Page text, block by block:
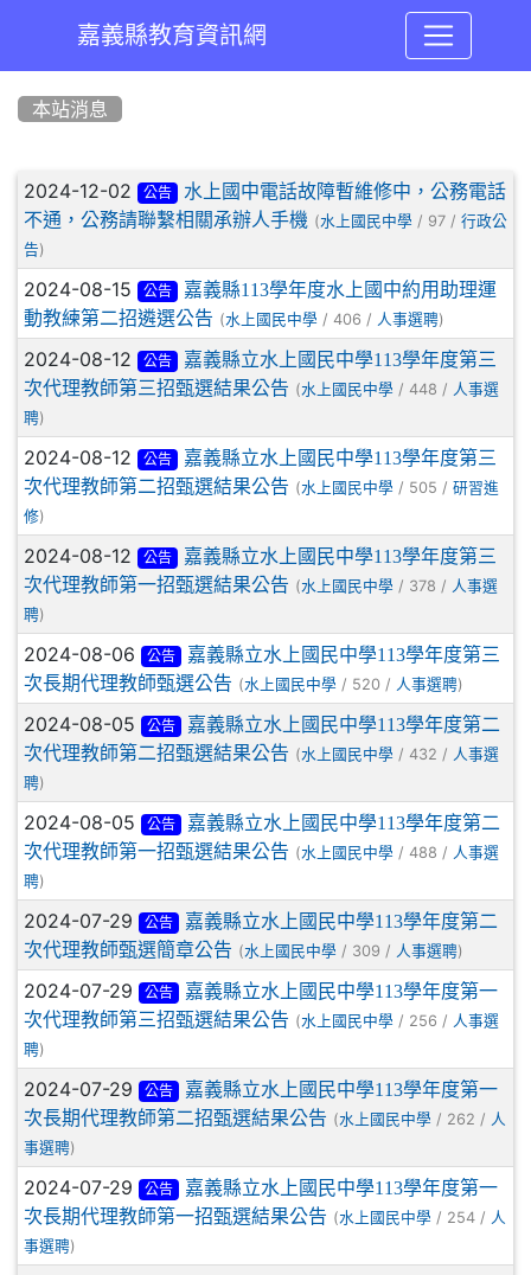
嘉義縣教育資訊網
本站消息
文章列表
2024-12-02 公告
水上國中電話故障暫維修中，公務電話
不通，公務請聯繫相關承辦人手機 (水上國民中學 / 97 / 行政公
告)
2024-08-15 公告
嘉義縣113學年度水上國中約用助理運
動教練第二招遴選公告 (水上國民中學 / 406 / 人事選聘)
2024-08-12 公告
嘉義縣立水上國民中學113學年度第三
次代理教師第三招甄選結果公告 (水上國民中學 / 448 / 人事選
聘)
2024-08-12 公告
嘉義縣立水上國民中學113學年度第三
次代理教師第二招甄選結果公告 (水上國民中學 / 505 / 研習進
修)
2024-08-12 公告
嘉義縣立水上國民中學113學年度第三
次代理教師第一招甄選結果公告 (水上國民中學 / 378 / 人事選
聘)
2024-08-06 公告
嘉義縣立水上國民中學113學年度第三
次長期代理教師甄選公告 (水上國民中學 / 520 / 人事選聘)
2024-08-05 公告
嘉義縣立水上國民中學113學年度第二
次代理教師第二招甄選結果公告 (水上國民中學 / 432 / 人事選
聘)
2024-08-05 公告
嘉義縣立水上國民中學113學年度第二
次代理教師第一招甄選結果公告 (水上國民中學 / 488 / 人事選
聘)
2024-07-29 公告
嘉義縣立水上國民中學113學年度第二
次代理教師甄選簡章公告 (水上國民中學 / 309 / 人事選聘)
2024-07-29 公告
嘉義縣立水上國民中學113學年度第一
次代理教師第三招甄選結果公告 (水上國民中學 / 256 / 人事選
聘)
2024-07-29 公告
嘉義縣立水上國民中學113學年度第一
次長期代理教師第二招甄選結果公告 (水上國民中學 / 262 / 人
事選聘)
2024-07-29 公告
嘉義縣立水上國民中學113學年度第一
次長期代理教師第一招甄選結果公告 (水上國民中學 / 254 / 人
事選聘)